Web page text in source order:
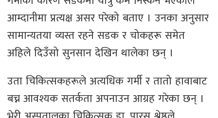
आम्दानीमा प्रत्यक्ष असर परेको बताए । उनका अनुसार
सामान्यतया व्यस्त रहने सडक र चोकहरू समेत
अहिले दिउँसो सुनसान देखिन थालेका छन् ।
उता चिकित्सकहरूले अत्यधिक गर्मी र तातो हावाबाट
बच्न आवश्यक सतर्कता अपनाउन आग्रह गरेका छन् ।